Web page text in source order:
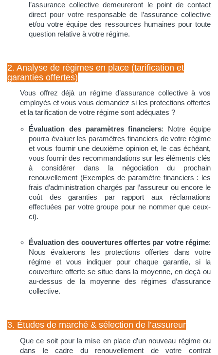
l’assurance collective demeureront le point de contact
direct pour votre responsable de l’assurance collective
et/ou votre équipe des ressources humaines pour toute
question relative à votre régime.
2. Analyse de régimes en place (tarification et
garanties offertes)
Vous offrez déjà un régime d’assurance collective à vos
employés et vous vous demandez si les protections offertes
et la tarification de votre régime sont adéquates ?
Évaluation des paramètres financiers: Notre équipe
pourra évaluer les paramètres financiers de votre régime
et vous fournir une deuxième opinion et, le cas échéant,
vous fournir des recommandations sur les éléments clés
à considérer dans la négociation du prochain
renouvellement (Exemples de paramètre financiers : les
frais d’administration chargés par l’assureur ou encore le
coût des garanties par rapport aux réclamations
effectuées par votre groupe pour ne nommer que ceux-
ci).
Évaluation des couvertures offertes par votre régime:
Nous évaluerons les protections offertes dans votre
régime et vous indiquer pour chaque garantie, si la
couverture offerte se situe dans la moyenne, en deçà ou
au-dessus de la moyenne des régimes d’assurance
collective.
3. Études de marché & sélection de l’assureur
Que ce soit pour la mise en place d’un nouveau régime ou
dans le cadre du renouvellement de votre contrat